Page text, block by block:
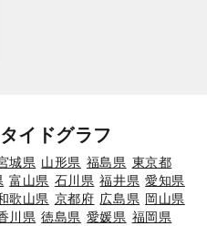
イドグラフ
城県 山形県 福島県 東京都
富山県 石川県 福井県 愛知県
歌山県 京都府 広島県 岡山県
川県 徳島県 愛媛県 福岡県